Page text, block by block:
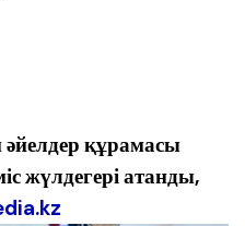
әйелдер құрамасы
жүлдегері атанды,